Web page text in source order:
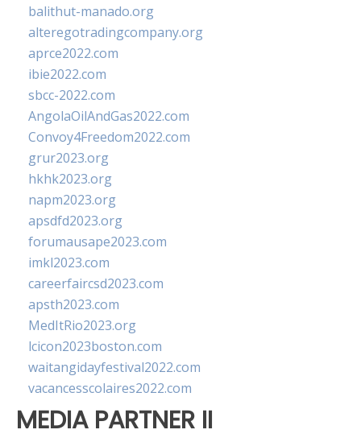
balithut-manado.org
alteregotradingcompany.org
aprce2022.com
ibie2022.com
sbcc-2022.com
AngolaOilAndGas2022.com
Convoy4Freedom2022.com
grur2023.org
hkhk2023.org
napm2023.org
apsdfd2023.org
forumausape2023.com
imkl2023.com
careerfaircsd2023.com
apsth2023.com
MedItRio2023.org
lcicon2023boston.com
waitangidayfestival2022.com
vacancesscolaires2022.com
MEDIA PARTNER II